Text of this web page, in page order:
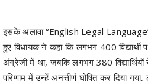
अंग्रेजी में था, जबकि लगभग 380
परिणाम में उन्हें अनुत्तीर्ण घोषित कर दिया
आशंका को देखते हुए पुनर्मूल्यांकन कर सभी को
विधायक ने इसे विश्वविद्यालय की परीक्षा